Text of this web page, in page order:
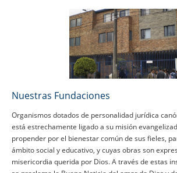
Nuestras Fundaciones
Organismos dotados de personalidad jurídica
está estrechamente ligado a su misión
propender por el bienestar común de sus fieles,
ámbito social y educativo, y cuyas obras son
misericordia querida por Dios. A través de estas